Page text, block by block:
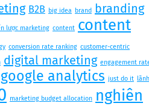
B2B big idea brand branding
lược marketing content content
conversion rate ranking customer-centric
digital marketing engagement
google analytics just do it lãnh
marketing budget allocation nghiên